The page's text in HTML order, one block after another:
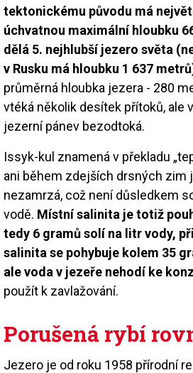
tektonickému původu má
úchvatnou maximální hloubku
dělá 5. nejhlubší jezero světa
v Rusku má hloubku 1 637
průměrná hloubka jezera - 280
vtéká několik desítek přítoků, ale
jezerní pánev bezodtoká.
Issyk-kul znamená v překladu
ani během zdejších drsných zim
nezamrzá, což není důsledkem
vodě. Místní salinita je totiž
tedy 6 gramů solí na litr vody,
salinita se pohybuje kolem 35
ale voda v jezeře nehodí ke
použít k zavlažování.
Porušená rybí
Jezero je od roku 1958 přírodní